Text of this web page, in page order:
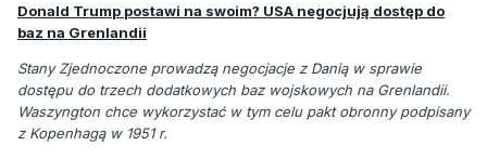
Donald Trump postawi na swoim? USA negocjują dostęp do
baz na Grenlandii
Stany Zjednoczone prowadzą negocjacje z Danią w sprawie
dostępu do trzech dodatkowych baz wojskowych na Grenlandii.
Waszyngton chce wykorzystać w tym celu pakt obronny podpisany
z Kopenhagą w 1951 r.